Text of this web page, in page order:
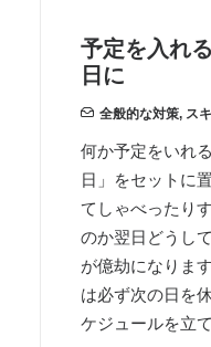
予定を入れ
日に
全般的な対策, ス
何か予定をいれ
日」をセットに
てしゃべったり
のか翌日どうし
が億劫になりま
は必ず次の日を
ケジュールを立